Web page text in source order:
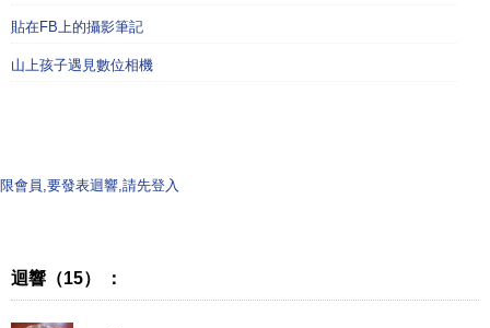
貼在FB上的攝影筆記
山上孩子遇見數位相機
限會員,要發表迴響,請先登入
迴響（15） ：